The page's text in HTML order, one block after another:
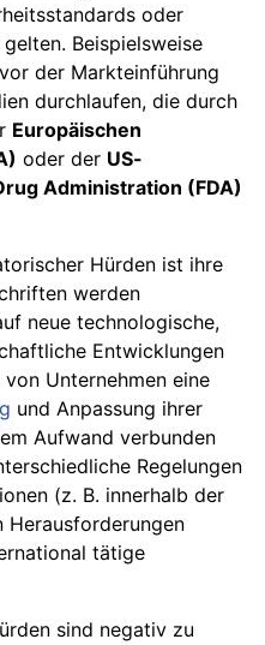
oder
Beispielsweise
der Markteinführung
durchlaufen, die durch
Europäischen
oder der US-
Administration (FDA)
Hürden ist ihre
werden
neue technologische,
Entwicklungen
Unternehmen eine
und Anpassung ihrer
Aufwand verbunden
Regelungen
(z. B. innerhalb der
Herausforderungen
tätige
sind negativ zu